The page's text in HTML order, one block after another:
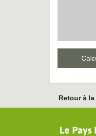
Retour à
Le Pays